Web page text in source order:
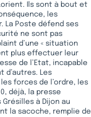
Ils sont à bout et
les
La Poste défend ses
ne sont pas
d’une « situation
plus effectuer leur
de l’Etat, incapable
d’autres. Les
forces de l’ordre, les
déjà, la presse
à Dijon au
la sacoche, remplie de